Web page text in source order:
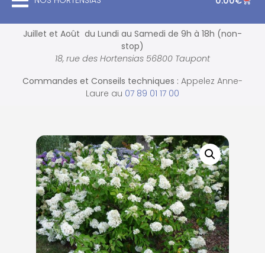
Juillet et Août du Lundi au Samedi de 9h à 18h (non-
stop)
18, rue des Hortensias 56800 Taupont
Commandes et Conseils techniques : Appelez Anne-
Laure au 07 89 01 17 00